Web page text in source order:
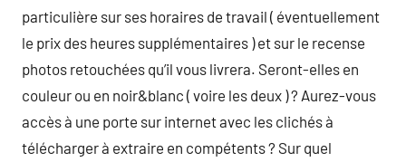
particulière sur ses horaires de travail ( éventuellement
le prix des heures supplémentaires ) et sur le recense
photos retouchées qu’il vous livrera. Seront-elles en
couleur ou en noir&blanc ( voire les deux ) ? Aurez-vous
accès à une porte sur internet avec les clichés à
télécharger à extraire en compétents ? Sur quel